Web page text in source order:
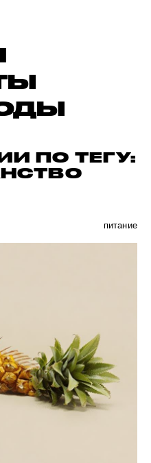
ПО ТЕГУ:
питание